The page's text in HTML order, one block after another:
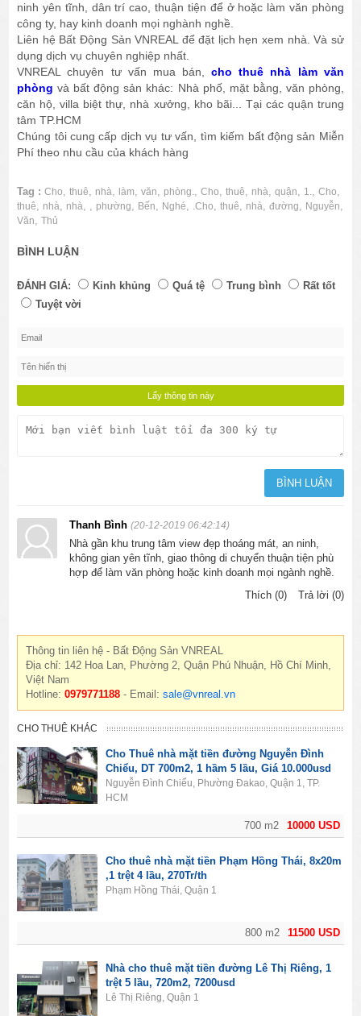
ninh yên tĩnh, dân trí cao, thuận tiện để ở hoặc làm văn phòng
công ty, hay kinh doanh mọi nghành nghề.
Liên hệ Bất Động Sản VNREAL để đặt lịch hẹn xem nhà. Và sử
dụng dịch vụ chuyên nghiệp nhất.
VNREAL chuyên tư vấn mua bán,cho thuê nhà làm văn
phòng và bất động sản khác: Nhà phố, mặt bằng, văn phòng,
căn hộ, villa biệt thự, nhà xưởng, kho bãi... Tại các quận trung
tâm TP.HCM
Chúng tôi cung cấp dịch vụ tư vấn, tìm kiếm bất động sản Miễn
Phí theo nhu cầu của khách hàng
Tag : Cho,thuê, nhà, làm,văn, phòng.,Cho,thuê, nhà,quận, 1.,Cho,
thuê, nhà, nhà, , phường, Bến, Nghé, .Cho,thuê, nhà,đường, Nguyễn,
Văn,Thủ
BÌNH LUẬN
ĐÁNH GIÁ: Kinh khủng Quá tệ Trung bình
Rất tốt
Tuyệt vời
Thanh Bình(20-12-2019 06:42:14)
Nhà gần khu trung tâm view đẹp thoáng mát, an ninh,
không gian yên tĩnh, giao thông di chuyển thuận tiện phù
hợp để làm văn phòng hoặc kinh doanh mọi ngành nghề.
Thích (0)
Trả lời (0)
Thông tin liên hệ - Bất Động Sản VNREAL
Địa chỉ: 142 Hoa Lan, Phường 2, Quận Phú Nhuận, Hồ Chí Minh,
Việt Nam
Hotline:0979771188 - Email:sale@vnreal.vn
CHO THUÊ KHÁC
10000 USD
700 m2
Cho Thuê nhà mặt tiền đường Nguyễn Đình
Chiểu, DT 700m2, 1 hầm 5 lầu, Giá 10.000usd
Nguyễn Đình Chiểu, Phường Đakao, Quận 1, TP.
HCM
11500 USD
800 m2
Cho thuê nhà mặt tiền Phạm Hồng Thái, 8x20m
,1 trệt 4 lầu, 270Tr/th
Phạm Hồng Thái, Quận 1
Nhà cho thuê mặt tiền đường Lê Thị Riêng, 1
trệt 5 lầu, 720m2, 7200usd
Lê Thị Riêng, Quận 1